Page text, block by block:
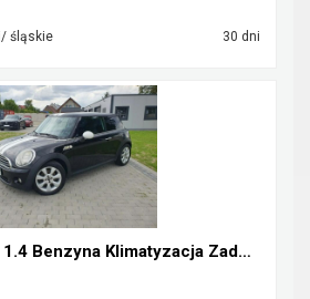
śląskie 30 dni
Mini ONE Cooper 1.4 Benzyna Klimatyzacja Zadbany R...